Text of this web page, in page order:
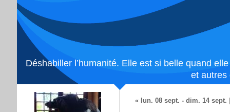
Déshabiller l’humanité. Elle est si belle quand
et autres
« lun. 08 sept. - dim. 14 sept.